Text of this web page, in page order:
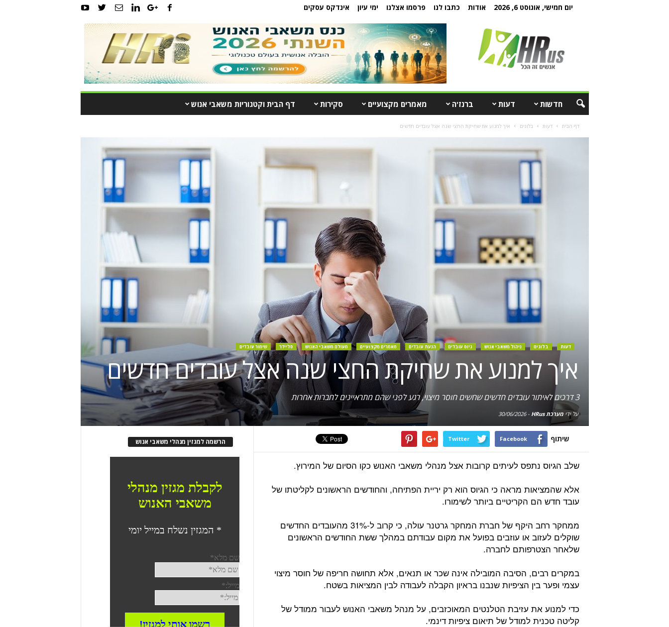
יום חמישי, אוגוסט 6, 2026 אודות כתבו לנו פרסמו אצלנו ימי עיון אינדקס עסקים
חדשות דעות ברנז'ה מאמרים מקצועיים סקירות דף הבית וקטגוריות משאבי אנוש
דף הבית דעות בלוגים איך למנוע את שחיקת החצי שנה אצל עובדים חדשים
דעות בלוגים ניהול משאבי אנוש גיוס עובדים הנעת עובדים מאמרים מקצועיים מעולם משאבי האנוש סליידר שימור עובדים
איך למנוע את שחיקת החצי שנה אצל עובדים חדשים
3 דרכים לאיתור עובדים חדשים שחשים חוסר מיצוי, רגע לפני שהם מתראיינים לחברות אחרות
על ידימערכת HRus -
30/06/2026
שיתוף Facebook
Twitter
שלב הגיוס נתפס לעיתים קרובות אצל מנהלי משאבי האנוש כקו הסיום של המירוץ.
אלא שהמציאות מראה כי הגיוס הוא רק יריית הפתיחה, והחודשים הראשונים לקליטתו של
עובד חדש הם הקריטיים ביותר לשימורו.
ממחקר רחב היקף של חברת המחקר גרטנר עולה, כי קרוב ל-31% מהעובדים החדשים
שוקלים לעזוב או עוזבים בפועל את מקום עבודתם במהלך ששת החודשים הראשונים
שלאחר הצטרפותם לחברה.
במקרים רבים, הסיבה המובילה אינה שכר או תנאים, אלא תחושה חריפה של חוסר מיצוי
עצמי ופער בין הציפיות שנבנו בראיון הקבלה לעבודה לבין המציאות בשטח.
כדי למנוע את עזיבת הטלנטים המאוכזבים, על מנהל משאבי האנוש לעבור ממודל של
קליטה טכנית למודל של תיאום ציפיות דינמי.
הרשמה למגזין מנהלי משאבי אנוש